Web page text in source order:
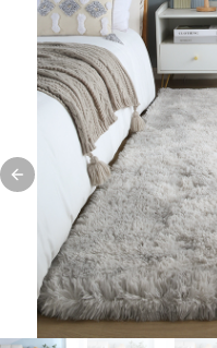
Previous slide